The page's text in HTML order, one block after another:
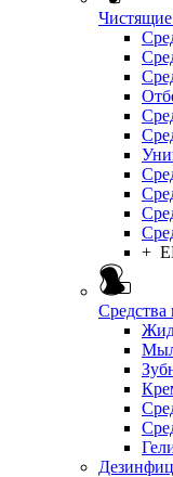
Чистящие
+
Средства